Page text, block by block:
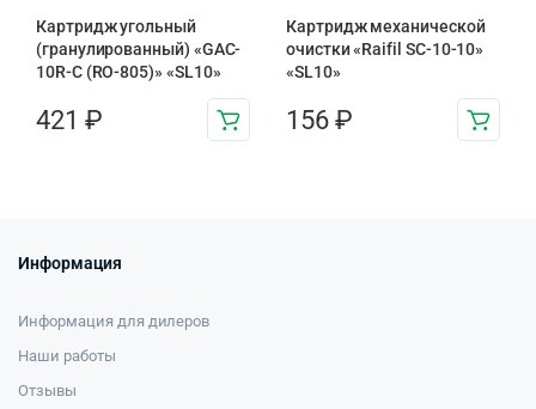
Картридж угольный
(гранулированный) «GAC-
10R-C (RO-805)» «SL10»
421 ₽
Картридж механической
очистки «Raifil SC-10-10»
«SL10»
156 ₽
Информация
Информация для дилеров
Наши работы
Отзывы